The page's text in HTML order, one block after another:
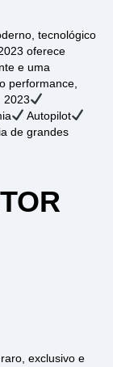
tecnológico
oferece
e uma
performance,
2023
Autopilot
de grandes
exclusivo e